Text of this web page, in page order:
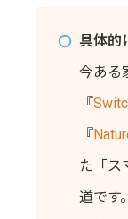
具体的
今ある
『
『
た「ス
道です